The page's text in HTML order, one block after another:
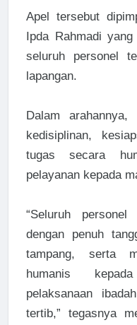
Apel tersebut
Ipda Rahmadi
seluruh personel
lapangan.
Dalam arahannya,
kedisiplinan,
tugas secara
pelayanan kepada
“Seluruh
dengan penuh
tampang, serta
humanis
pelaksanaan
tertib,” tegasnya